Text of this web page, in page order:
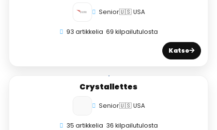
Senior🇺🇸 USA
93 artikkelia 69 kilpailutulosta
Katso
Crystallettes
Senior🇺🇸 USA
35 artikkelia 36 kilpailutulosta